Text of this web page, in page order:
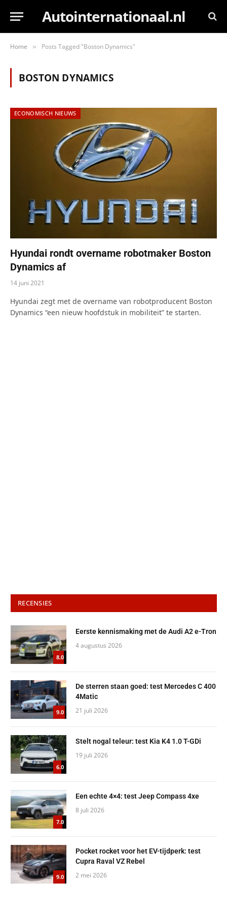
Autointernationaal.nl
Home » Posts Tagged "Boston Dynamics"
BOSTON DYNAMICS
ECONOMISCH NIEUWS
Hyundai rondt overname robotmaker Boston
Dynamics af
14 juni 2021
Hyundai zegt met de overname van robotproducent Boston
Dynamics “een nieuw hoofdstuk in mobiliteit” te starten.
RECENSIES
8.0
Eerste kennismaking met de Audi A2 e-Tron
4 augustus 2026
9.0
De sterren staan goed: test Mercedes C 400
4Matic
21 juli 2026
6.0
Stelt nogal teleur: test Kia K4 1.0 T-GDi
19 juli 2026
7.0
Een echte 4×4: test Jeep Compass 4xe
8 juli 2026
9.0
Pocket rocket voor het EV-tijdperk: test
Cupra Raval VZ Rebel
2 mei 2026